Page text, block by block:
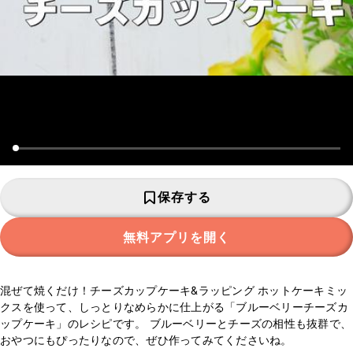
保存する
無料アプリを開く
混ぜて焼くだけ！チーズカップケーキ&ラッピング ホットケーキミッ
クスを使って、しっとりなめらかに仕上がる「ブルーベリーチーズカ
ップケーキ」のレシピです。 ブルーベリーとチーズの相性も抜群で、
おやつにもぴったりなので、ぜひ作ってみてくださいね。